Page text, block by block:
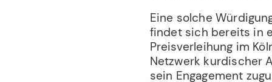
Eine solche
findet sich bereits in
Preisverleihung im
Netzwerk kurdischer
sein Engagement